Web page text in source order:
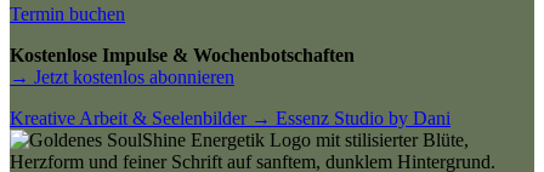
Termin buchen
Kostenlose Impulse & Wochenbotschaften
→ Jetzt kostenlos abonnieren
Kreative Arbeit & Seelenbilder → Essenz Studio by Dani